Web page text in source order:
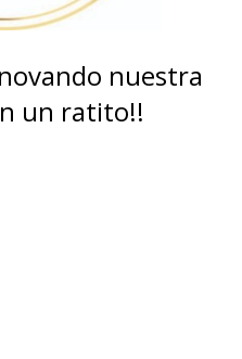
nuestra
un ratito!!